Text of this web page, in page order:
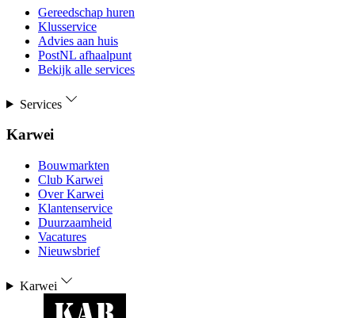
Gereedschap huren
Klusservice
Advies aan huis
PostNL afhaalpunt
Bekijk alle services
Services
Karwei
Bouwmarkten
Club Karwei
Over Karwei
Klantenservice
Duurzaamheid
Vacatures
Nieuwsbrief
Karwei